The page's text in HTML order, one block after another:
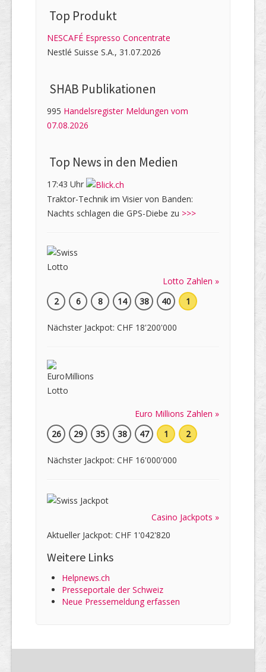
Top Produkt
NESCAFÉ Espresso Concentrate
Nestlé Suisse S.A., 31.07.2026
SHAB Publi­kati­onen
995 Handelsregister Meldungen vom
07.08.2026
Top News in den Medien
17:43 Uhr
Traktor-Technik im Visier von Banden:
Nachts schlagen die GPS-Diebe zu >>>
Lotto Zahlen »
2
6 8 14 38 40 1
Nächster Jackpot: CHF 18'200'000
Euro Millions Zahlen »
26
29 35 38 47 1 2
Nächster Jackpot: CHF 16'000'000
Casino Jackpots »
Aktueller Jackpot: CHF 1'042'820
Weitere Links
Helpnews.ch
Presseportale der Schweiz
Neue Pressemeldung erfassen